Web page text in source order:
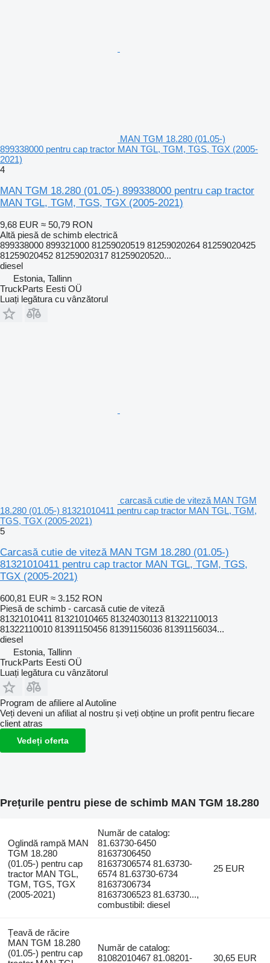
MAN TGM 18.280 (01.05-)
899338000 pentru cap tractor MAN TGL, TGM, TGS, TGX (2005-
2021)
4
MAN TGM 18.280 (01.05-) 899338000 pentru cap tractor
MAN TGL, TGM, TGS, TGX (2005-2021)
9,68 EUR ≈ 50,79 RON
Altă piesă de schimb electrică
899338000 899321000 81259020519 81259020264 81259020425
81259020452 81259020317 81259020520...
diesel
Estonia, Tallinn
TruckParts Eesti OÜ
Luați legătura cu vânzătorul
carcasă cutie de viteză MAN TGM
18.280 (01.05-) 81321010411 pentru cap tractor MAN TGL, TGM,
TGS, TGX (2005-2021)
5
Carcasă cutie de viteză MAN TGM 18.280 (01.05-)
81321010411 pentru cap tractor MAN TGL, TGM, TGS,
TGX (2005-2021)
600,81 EUR ≈ 3.152 RON
Piesă de schimb - carcasă cutie de viteză
81321010411 81321010465 81324030113 81322110013
81322110010 81391150456 81391156036 81391156034...
diesel
Estonia, Tallinn
TruckParts Eesti OÜ
Luați legătura cu vânzătorul
Program de afiliere al Autoline
Veți deveni un afiliat al nostru și veți obține un profit pentru fiecare
client atras
Vedeți oferta
Prețurile pentru piese de schimb MAN TGM 18.280
Oglindă rampă MAN
TGM 18.280
(01.05-) pentru cap
tractor MAN TGL,
TGM, TGS, TGX
(2005-2021)
Număr de catalog:
81.63730-6450
81637306450
81637306574 81.63730-
6574 81.63730-6734
81637306734
81637306523 81.63730...,
combustibil: diesel
25 EUR
Țeavă de răcire
MAN TGM 18.280
(01.05-) pentru cap
Număr de catalog:
81082010467 81.08201-
30,65 EUR